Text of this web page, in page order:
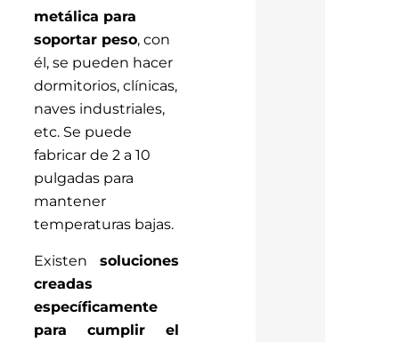
metálica para
soportar peso, con
él, se pueden hacer
dormitorios, clínicas,
naves industriales,
etc. Se puede
fabricar de 2 a 10
pulgadas para
mantener
temperaturas bajas.
Existensoluciones
creadas
específicamente
para cumplir el